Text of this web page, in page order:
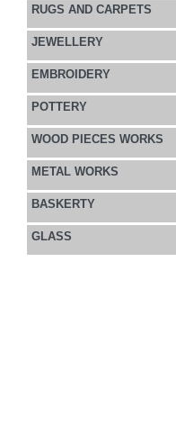
RUGS AND CARPETS
JEWELLERY
EMBROIDERY
POTTERY
WOOD PIECES WORKS
METAL WORKS
BASKERTY
GLASS